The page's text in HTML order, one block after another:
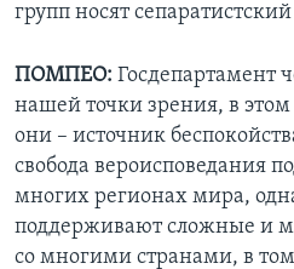
групп носят
ПОМПЕО: Госдепартамент
нашей точки зрения, в
они – источник
свобода вероисповедания
многих регионах мира,
поддерживают сложные и
со многими странами, в